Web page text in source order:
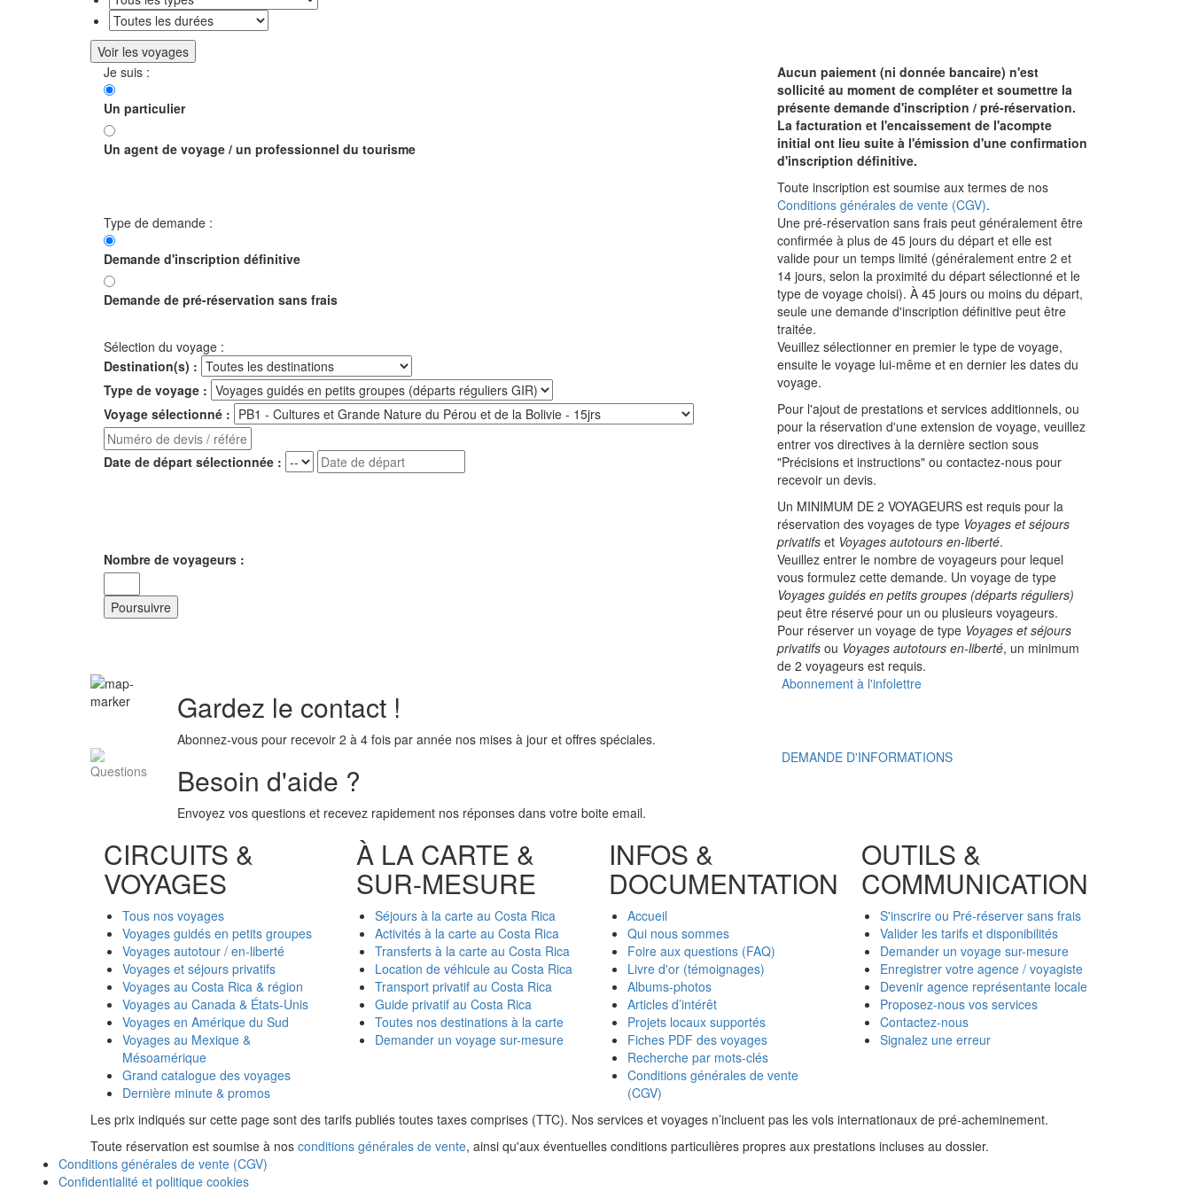
Voir les voyages
Je suis :
Un particulier
Un agent de voyage / un professionnel du tourisme
Aucun paiement (ni donnée bancaire) n'est
sollicité au moment de compléter et soumettre la
présente demande d'inscription / pré-réservation.
La facturation et l'encaissement de l'acompte
initial ont lieu suite à l'émission d'une confirmation
d'inscription définitive.
Toute inscription est soumise aux termes de nos
Conditions générales de vente (CGV).
Type de demande :
Demande d'inscription définitive
Demande de pré-réservation sans frais
Une pré-réservation sans frais peut généralement être
confirmée à plus de 45 jours du départ et elle est
valide pour un temps limité (généralement entre 2 et
14 jours, selon la proximité du départ sélectionné et le
type de voyage choisi). À 45 jours ou moins du départ,
seule une demande d'inscription définitive peut être
traitée.
Sélection du voyage :
Destination(s) :
Type de voyage :
Voyage sélectionné :
Date de départ sélectionnée :
Veuillez sélectionner en premier le type de voyage,
ensuite le voyage lui-même et en dernier les dates du
voyage.
Pour l'ajout de prestations et services additionnels, ou
pour la réservation d'une extension de voyage, veuillez
entrer vos directives à la dernière section sous
"Précisions et instructions" ou contactez-nous pour
recevoir un devis.
Un MINIMUM DE 2 VOYAGEURS est requis pour la
réservation des voyages de type Voyages et séjours
privatifs et Voyages autotours en-liberté.
Nombre de voyageurs :
Poursuivre
Veuillez entrer le nombre de voyageurs pour lequel
vous formulez cette demande. Un voyage de type
Voyages guidés en petits groupes (départs réguliers)
peut être réservé pour un ou plusieurs voyageurs.
Pour réserver un voyage de type Voyages et séjours
privatifs ou Voyages autotours en-liberté, un minimum
de 2 voyageurs est requis.
Gardez le contact !
Abonnez-vous pour recevoir 2 à 4 fois par année nos mises à jour et offres spéciales.
Abonnement à l'infolettre
Besoin d'aide ?
Envoyez vos questions et recevez rapidement nos réponses dans votre boite email.
DEMANDE D'INFORMATIONS
CIRCUITS &
VOYAGES
Tous nos voyages
Voyages guidés en petits groupes
Voyages autotour / en-liberté
Voyages et séjours privatifs
Voyages au Costa Rica & région
Voyages au Canada & États-Unis
Voyages en Amérique du Sud
Voyages au Mexique &
Mésoamérique
Grand catalogue des voyages
Dernière minute & promos
À LA CARTE &
SUR-MESURE
Séjours à la carte au Costa Rica
Activités à la carte au Costa Rica
Transferts à la carte au Costa Rica
Location de véhicule au Costa Rica
Transport privatif au Costa Rica
Guide privatif au Costa Rica
Toutes nos destinations à la carte
Demander un voyage sur-mesure
INFOS &
DOCUMENTATION
Accueil
Qui nous sommes
Foire aux questions (FAQ)
Livre d'or (témoignages)
Albums-photos
Articles d’intérêt
Projets locaux supportés
Fiches PDF des voyages
Recherche par mots-clés
Conditions générales de vente
(CGV)
OUTILS &
COMMUNICATION
S'inscrire ou Pré-réserver sans frais
Valider les tarifs et disponibilités
Demander un voyage sur-mesure
Enregistrer votre agence / voyagiste
Devenir agence représentante locale
Proposez-nous vos services
Contactez-nous
Signalez une erreur
Les prix indiqués sur cette page sont des tarifs publiés toutes taxes comprises (TTC). Nos services et voyages n’incluent pas les vols internationaux de pré-acheminement.
Toute réservation est soumise à nos conditions générales de vente, ainsi qu'aux éventuelles conditions particulières propres aux prestations incluses au dossier.
Conditions générales de vente (CGV)
Confidentialité et politique cookies